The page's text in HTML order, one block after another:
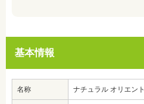
基本情報
名称 ナチュラル オリエント